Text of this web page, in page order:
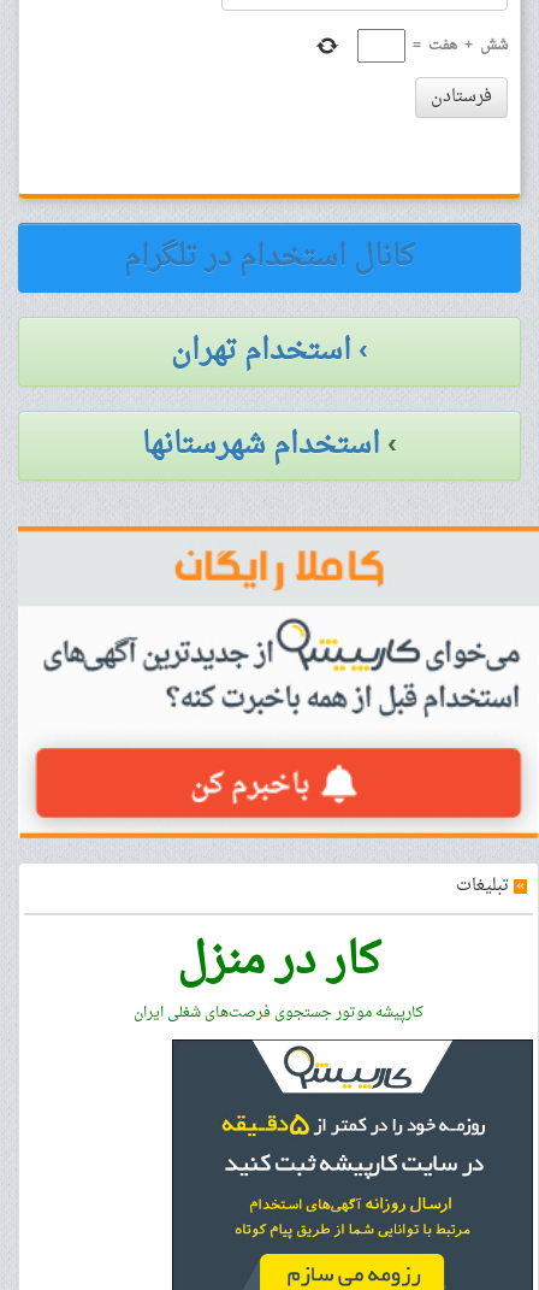
شش + هفت =
فرستادن
کانال استخدام در تلگرام
› استخدام تهران
›استخدام شهرستانها
» تبلیغات
کار در منزل
کارپیشه موتور جستجوی فرصت‌های شغلی ایران